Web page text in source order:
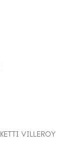
VILLEROY